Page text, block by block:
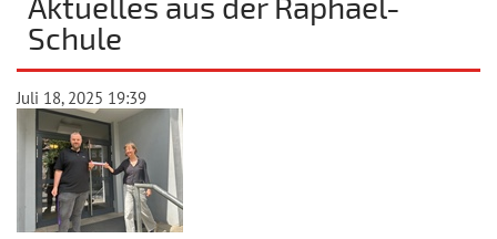
Schule
Juli 18, 2025 19:39